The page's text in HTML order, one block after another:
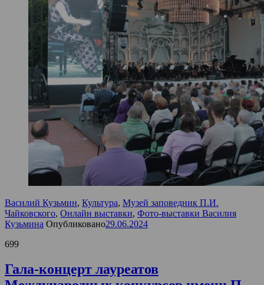
Василий Кузьмин, Культура, Музей заповедник П.И.
Чайковского, Онлайн выставки, Фото-выставки Василия
Кузьмина Опубликовано29.06.2024
699
Гала-концерт лауреатов